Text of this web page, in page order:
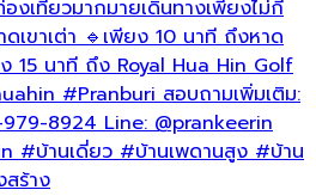
งเที่ยวมากมายเดินทางเพียงไม่กี่
เขาเต่า 🔹เพียง 10 นาที ถึงหาด
15 นาที ถึง Royal Hua Hin Golf
#Pranburiสอบถามเพิ่มเติม:
8924 Line: @prankeerin
#บ้านเดี่ยว #บ้านเพดานสูง #บ้าน
ร้าง